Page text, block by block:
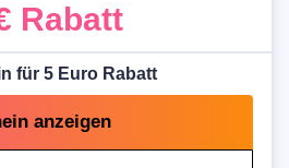
Rabatt
für 5 Euro Rabatt
anzeigen